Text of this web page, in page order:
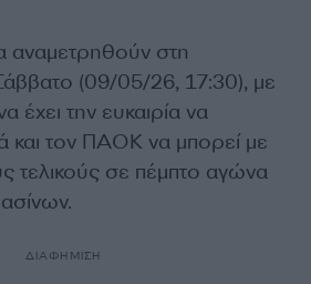
στη
(09/05/26, 17:30), με
έχει την ευκαιρία να
και τον ΠΑΟΚ να μπορεί με
τελικούς σε πέμπτο αγώνα
ΔΙΑΦΗΜΙΣΗ